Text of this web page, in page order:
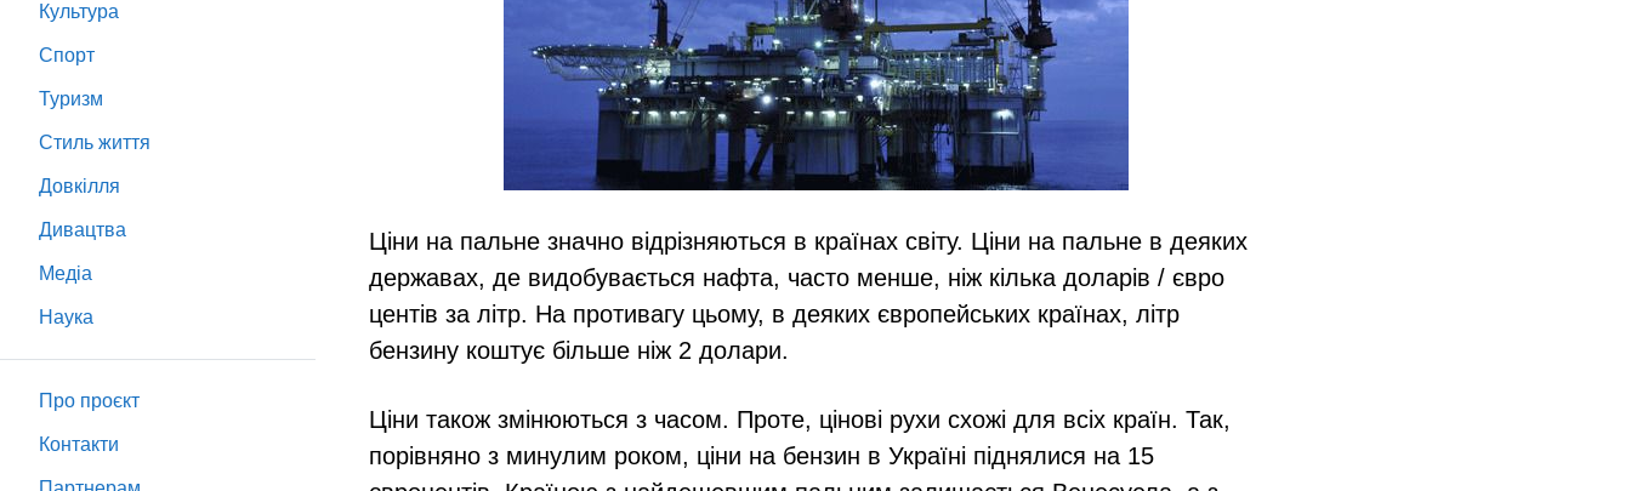
Культура
Спорт
Туризм
Стиль життя
Довкілля
Дивацтва
Медіа
Наука
Про проєкт
Контакти
Ціни на пальне значно відрізняються в країнах світу. Ціни на пальне в деяких
державах, де видобувається нафта, часто менше, ніж кілька доларів / євро
центів за літр. На противагу цьому, в деяких європейських країнах, літр
бензину коштує більше ніж 2 долари.
Ціни також змінюються з часом. Проте, цінові рухи схожі для всіх країн. Так,
порівняно з минулим роком, ціни на бензин в Україні піднялися на 15